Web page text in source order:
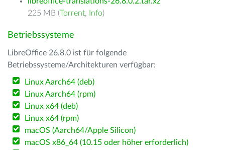
225 MB (Torrent, Info)
Betriebssysteme
LibreOffice 26.8.0 ist für folgende
Betriebssysteme/Architekturen verfügbar:
Linux Aarch64 (deb)
Linux Aarch64 (rpm)
Linux x64 (deb)
Linux x64 (rpm)
macOS (Aarch64/Apple Silicon)
macOS x86_64 (10.15 oder höher erforderlich)